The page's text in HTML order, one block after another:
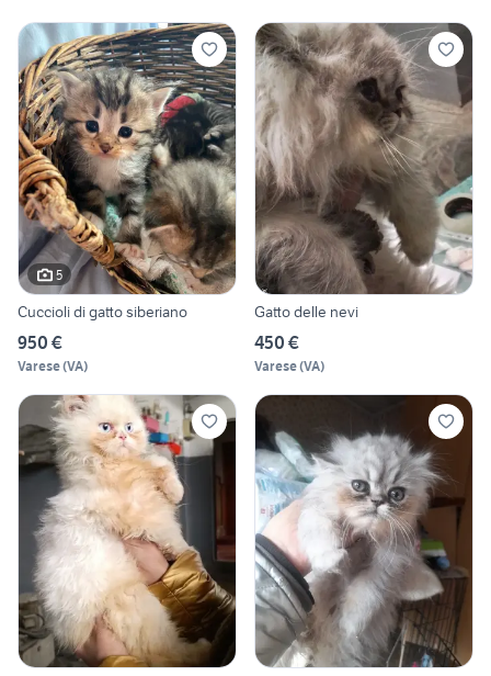
5
Cuccioli di gatto siberiano
950 €
Varese(VA)
Gatto delle nevi
450 €
Varese(VA)